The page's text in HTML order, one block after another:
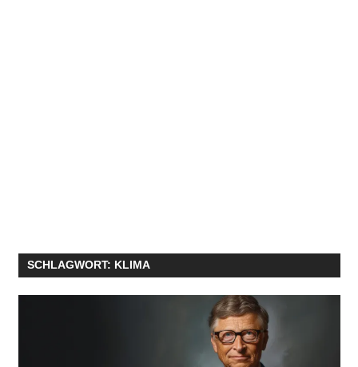
SCHLAGWORT: KLIMA